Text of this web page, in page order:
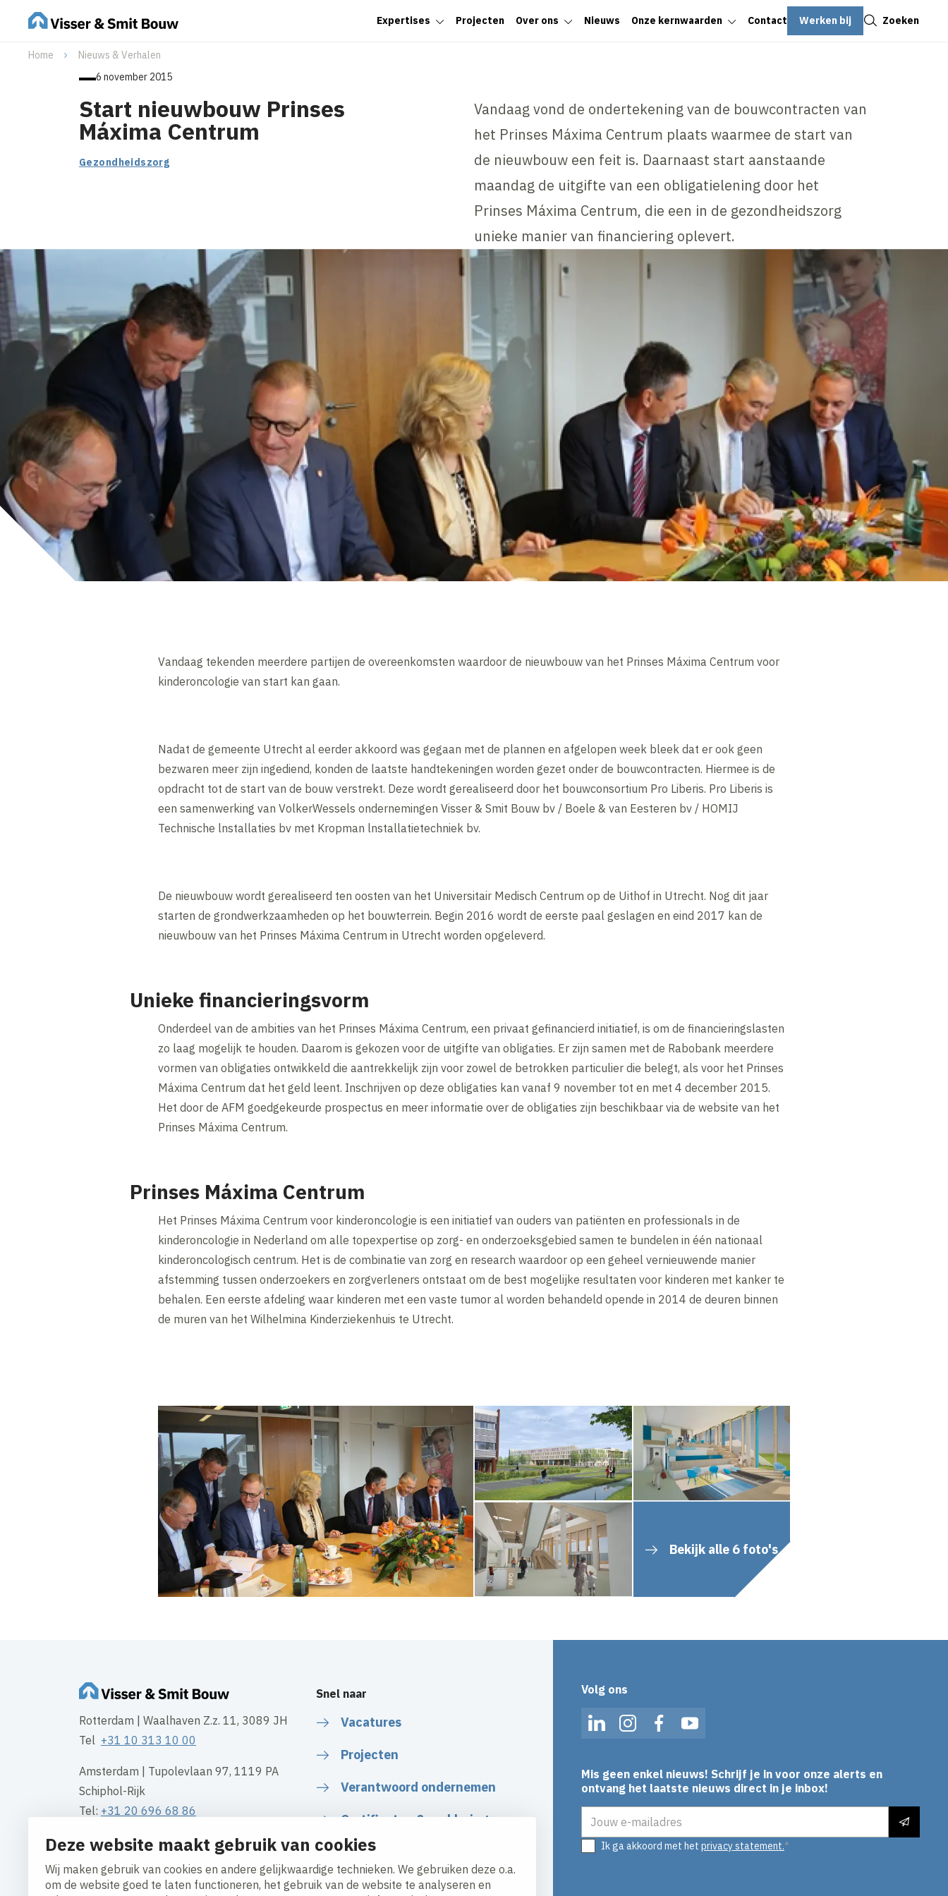
Deze website maakt gebruik van cookies
Wij maken gebruik van cookies en andere gelijkwaardige technieken. We gebruiken deze o.a.
om de website goed te laten functioneren, het gebruik van de website te analyseren en
Expertises Projecten Over ons Nieuws Onze kernwaarden Contact Werken bij Zoeken
Home
Nieuws & Verhalen
6 november 2015
Start nieuwbouw Prinses
Máxima Centrum
Gezondheidszorg
Vandaag vond de ondertekening van de bouwcontracten van
het Prinses Máxima Centrum plaats waarmee de start van
de nieuwbouw een feit is. Daarnaast start aanstaande
maandag de uitgifte van een obligatielening door het
Prinses Máxima Centrum, die een in de gezondheidszorg
unieke manier van financiering oplevert.
Vandaag tekenden meerdere partijen de overeenkomsten waardoor de nieuwbouw van het Prinses Máxima Centrum voor
kinderoncologie van start kan gaan.
Nadat de gemeente Utrecht al eerder akkoord was gegaan met de plannen en afgelopen week bleek dat er ook geen
bezwaren meer zijn ingediend, konden de laatste handtekeningen worden gezet onder de bouwcontracten. Hiermee is de
opdracht tot de start van de bouw verstrekt. Deze wordt gerealiseerd door het bouwconsortium Pro Liberis. Pro Liberis is
een samenwerking van VolkerWessels ondernemingen Visser & Smit Bouw bv / Boele & van Eesteren bv / HOMIJ
Technische lnstallaties bv met Kropman lnstallatietechniek bv.
De nieuwbouw wordt gerealiseerd ten oosten van het Universitair Medisch Centrum op de Uithof in Utrecht. Nog dit jaar
starten de grondwerkzaamheden op het bouwterrein. Begin 2016 wordt de eerste paal geslagen en eind 2017 kan de
nieuwbouw van het Prinses Máxima Centrum in Utrecht worden opgeleverd.
Unieke financieringsvorm
Onderdeel van de ambities van het Prinses Máxima Centrum, een privaat gefinancierd initiatief, is om de financieringslasten
zo laag mogelijk te houden. Daarom is gekozen voor de uitgifte van obligaties. Er zijn samen met de Rabobank meerdere
vormen van obligaties ontwikkeld die aantrekkelijk zijn voor zowel de betrokken particulier die belegt, als voor het Prinses
Máxima Centrum dat het geld leent. Inschrijven op deze obligaties kan vanaf 9 november tot en met 4 december 2015.
Het door de AFM goedgekeurde prospectus en meer informatie over de obligaties zijn beschikbaar via de website van het
Prinses Máxima Centrum.
Prinses Máxima Centrum
Het Prinses Máxima Centrum voor kinderoncologie is een initiatief van ouders van patiënten en professionals in de
kinderoncologie in Nederland om alle topexpertise op zorg- en onderzoeksgebied samen te bundelen in één nationaal
kinderoncologisch centrum. Het is de combinatie van zorg en research waardoor op een geheel vernieuwende manier
afstemming tussen onderzoekers en zorgverleners ontstaat om de best mogelijke resultaten voor kinderen met kanker te
behalen. Een eerste afdeling waar kinderen met een vaste tumor al worden behandeld opende in 2014 de deuren binnen
de muren van het Wilhelmina Kinderziekenhuis te Utrecht.
Bekijk alle 6 foto's
Rotterdam | Waalhaven Z.z. 11, 3089 JH
Tel +31 10 313 10 00
Amsterdam | Tupolevlaan 97, 1119 PA
Schiphol-Rijk
Tel: +31 20 696 68 86
Groningen | Gotenburgweg 50, 9723 TM
Tel:
+31 50 549 54 95
Snel naar
Vacatures
Projecten
Verantwoord ondernemen
Certificaten & verklaringen
Algemene Voorwaarden
Volg ons
LinkedInInstagramFacebookYouTube
Mis geen enkel nieuws! Schrijf je in voor onze alerts en
ontvang het laatste nieuws direct in je inbox!
Ik ga akkoord met het privacy statement.
Sluiten